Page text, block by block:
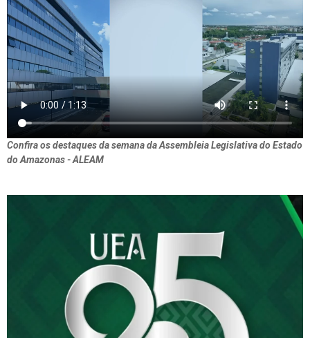
Confira os destaques da semana da Assembleia Legislativa do Estado
do Amazonas - ALEAM